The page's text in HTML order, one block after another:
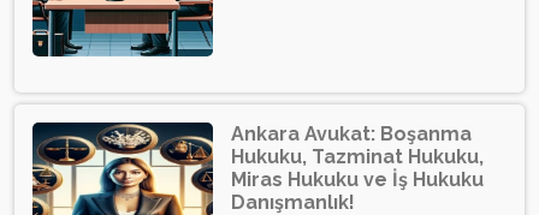
Ankara Avukat: Boşanma
Hukuku, Tazminat Hukuku,
Miras Hukuku ve İş Hukuku
Danışmanlık!